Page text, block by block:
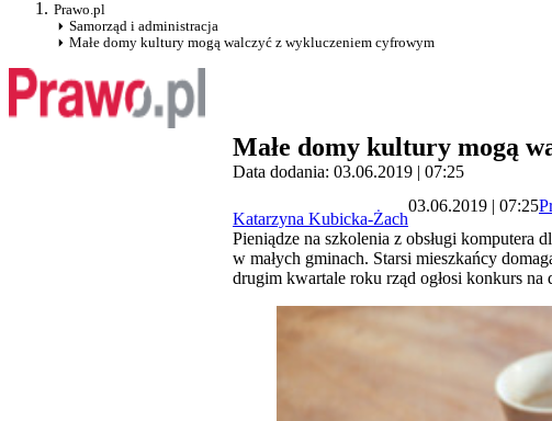
Prawo.pl
Samorząd i administracja
Małe domy kultury mogą walczyć z wykluczeniem cyfrowym
Małe domy kultury mogą
Data dodania: 03.06.2019 | 07:25
Katarzyna Kubicka-Żach
03.06.2019 | 07:25
Pieniądze na szkolenia z obsługi
w małych gminach. Starsi mieszkańcy
drugim kwartale roku rząd ogłosi konkurs